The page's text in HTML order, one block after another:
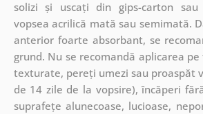
solizi și uscați din gips-carton
vopsea acrilică mată sau semimată.
anterior foarte absorbant, se
grund. Nu se recomandă aplicarea
texturate, pereți umezi sau proaspăt
de 14 zile de la vopsire), încăperi
suprafețe alunecoase, lucioase,